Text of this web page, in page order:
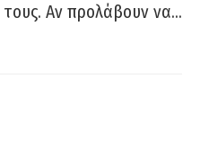
τους. Αν προλάβουν να…